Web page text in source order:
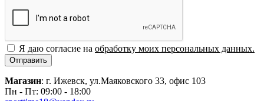
Я даю согласие на обработку моих персональных данных.
Отправить
Магазин: г. Ижевск, ул.Маяковского 33, офис 103
Пн - Пт: 09:00 - 18:00